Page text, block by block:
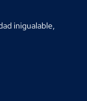
inigualable,